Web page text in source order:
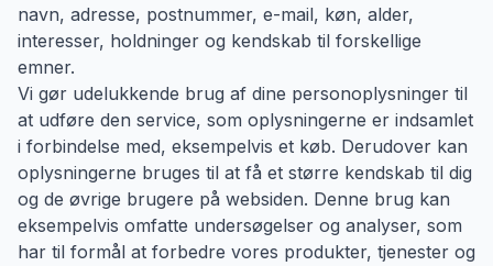
navn, adresse, postnummer, e-mail, køn, alder,
interesser, holdninger og kendskab til forskellige
emner.
Vi gør udelukkende brug af dine personoplysninger til
at udføre den service, som oplysningerne er indsamlet
i forbindelse med, eksempelvis et køb. Derudover kan
oplysningerne bruges til at få et større kendskab til dig
og de øvrige brugere på websiden. Denne brug kan
eksempelvis omfatte undersøgelser og analyser, som
har til formål at forbedre vores produkter, tjenester og